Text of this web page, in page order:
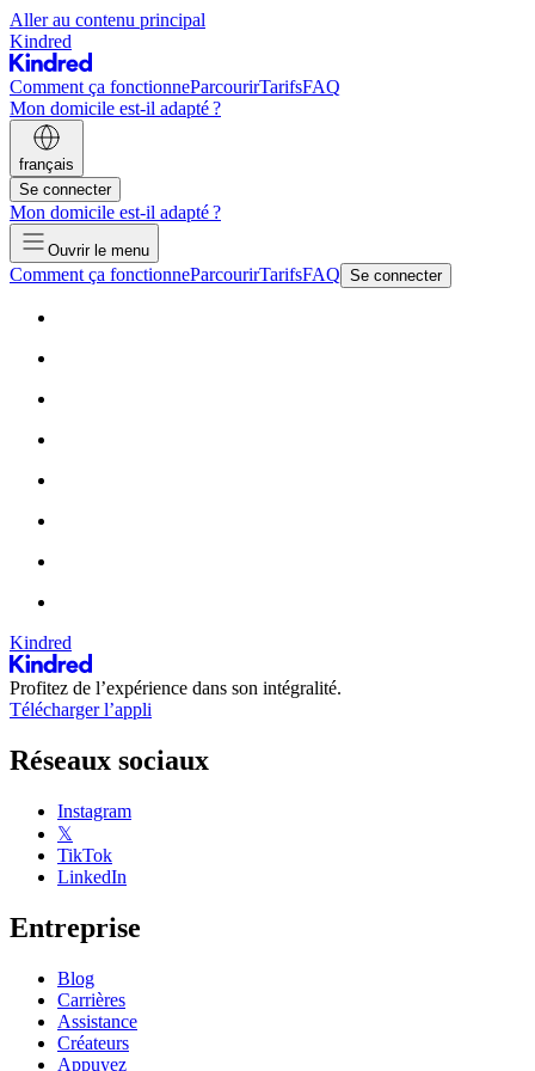
Aller au contenu principal
Kindred
Comment ça fonctionneParcourirTarifsFAQ
Mon domicile est-il adapté ?
français
Se connecter
Mon domicile est-il adapté ?
Ouvrir le menu
Comment ça fonctionneParcourirTarifsFAQ Se connecter
Kindred
Profitez de l’expérience dans son intégralité.
Télécharger l’appli
Réseaux sociaux
Instagram
𝕏
TikTok
LinkedIn
Entreprise
Blog
Carrières
Assistance
Créateurs
Appuyez